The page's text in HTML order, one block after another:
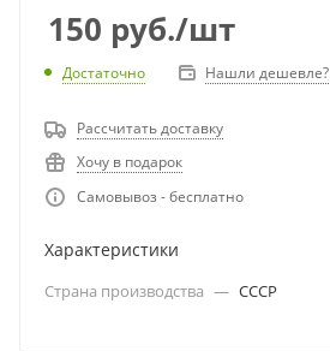
150 руб./шт
Достаточно Нашли дешевле?
Рассчитать доставку
Хочу в подарок
Самовывоз - бесплатно
Характеристики
Страна производства — СССР